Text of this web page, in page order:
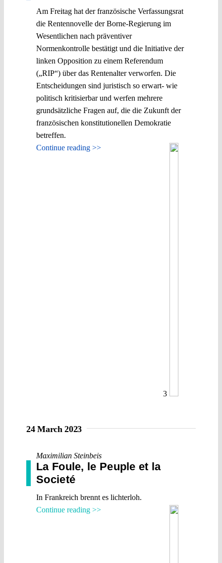
Am Freitag hat der französische Verfassungsrat
die Rentennovelle der Borne-Regierung im
Wesentlichen nach präventiver
Normenkontrolle bestätigt und die Initiative der
linken Opposition zu einem Referendum
(„RIP“) über das Rentenalter verworfen. Die
Entscheidungen sind juristisch so erwart- wie
politisch kritisierbar und werfen mehrere
grundsätzliche Fragen auf, die die Zukunft der
französischen konstitutionellen Demokratie
betreffen.
Continue reading >>
3
24 March 2023
Maximilian Steinbeis
La Foule, le Peuple et la
Societé
In Frankreich brennt es lichterloh.
Continue reading >>